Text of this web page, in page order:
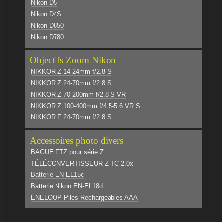
Nikon D5
Nikon D4S
Nikon D850
Nikon D780
Objectifs Zoom Nikon
NIKKOR Z 14-24mm f/2.8 S
NIKKOR Z 24-70mm f/2.8 S
NIKKOR Z 70-200mm f/2.8 S VR
NIKKOR Z 100-400mm f/4.5-5.6 VR S
NIKKOR F 24-70mm f/2.8 S
Accessoires photo divers
BAGUE FTZ pour série Z
TÉLÉCONVERTISSEUR Z TC-2.0x
Batterie EN-EL15c
Batterie Nikon EN-EL18d
ENELOOP Piles Rechargeables AAA